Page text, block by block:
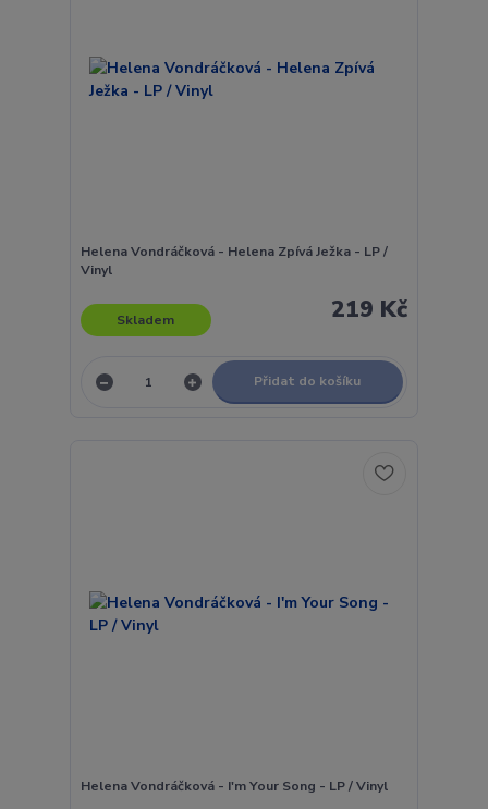
Helena Vondráčková - Helena Zpívá Ježka - LP /
Vinyl
219 Kč
Skladem
Přidat do košíku
Helena Vondráčková - I'm Your Song - LP / Vinyl